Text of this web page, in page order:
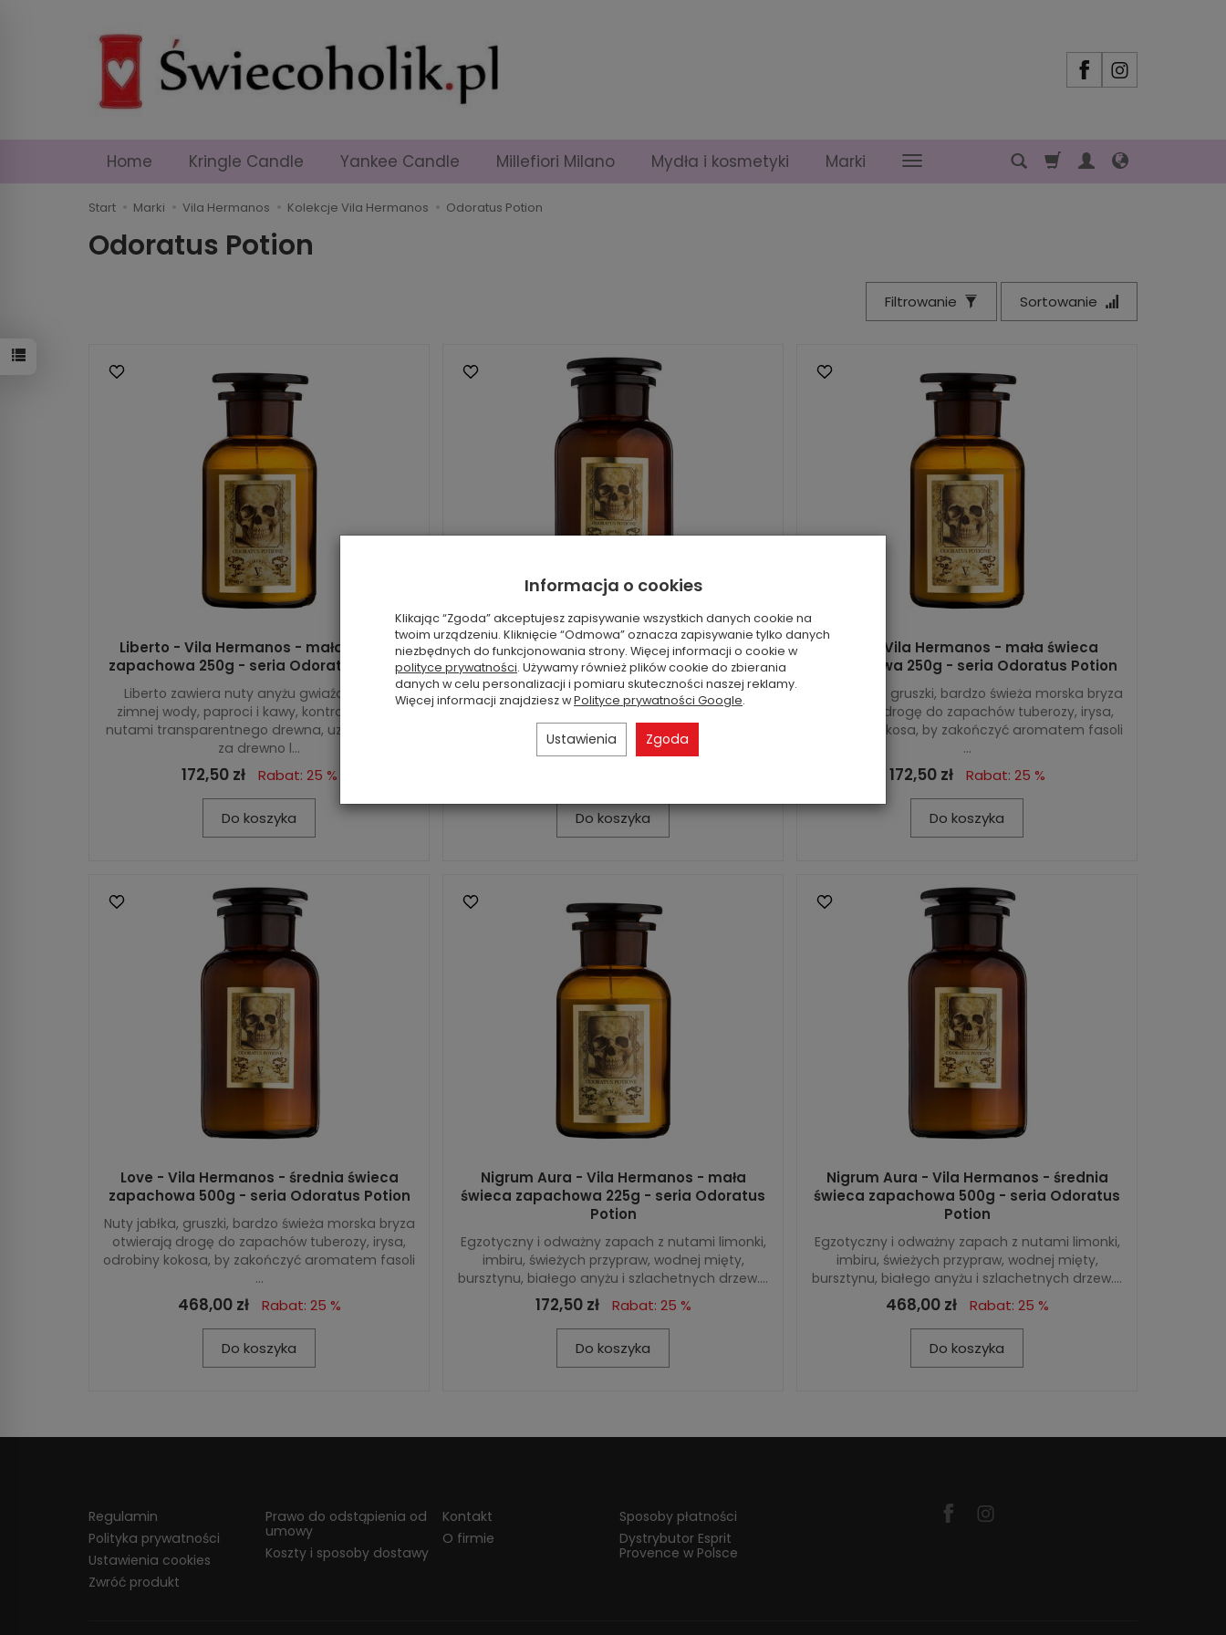
Home Kringle Candle Yankee Candle Millefiori Milano Mydła i kosmetyki Marki
Start Marki Vila Hermanos Kolekcje Vila Hermanos Odoratus Potion
Odoratus Potion
Filtrowanie Sortowanie
Liberto - Vila Hermanos - mała świeca
zapachowa 250g - seria Odoratus Potion
Liberto zawiera nuty anyżu gwiaździstego,
zimnej wody, paproci i kawy, kontrastujące z
nutami transparentnego drewna, uznawanego
za drewno l...
172,50 zł Rabat: 25 %
Do koszyka
Liberto - Vila Hermanos - średnia świeca
zapachowa 500g - seria Odoratus Potion
Liberto zawiera nuty anyżu gwiaździstego,
zimnej wody, paproci i kawy, kontrastujące z
nutami transparentnego drewna, uznawanego
za drewno l...
Do koszyka
Love - Vila Hermanos - mała świeca
zapachowa 250g - seria Odoratus Potion
Nuty jabłka, gruszki, bardzo świeża morska bryza
otwierają drogę do zapachów tuberozy, irysa,
odrobiny kokosa, by zakończyć aromatem fasoli
...
172,50 zł Rabat: 25 %
Do koszyka
Love - Vila Hermanos - średnia świeca
zapachowa 500g - seria Odoratus Potion
Nuty jabłka, gruszki, bardzo świeża morska bryza
otwierają drogę do zapachów tuberozy, irysa,
odrobiny kokosa, by zakończyć aromatem fasoli
...
468,00 zł Rabat: 25 %
Do koszyka
Nigrum Aura - Vila Hermanos - mała
świeca zapachowa 225g - seria Odoratus
Potion
Egzotyczny i odważny zapach z nutami limonki,
imbiru, świeżych przypraw, wodnej mięty,
bursztynu, białego anyżu i szlachetnych drzew....
172,50 zł Rabat: 25 %
Do koszyka
Nigrum Aura - Vila Hermanos - średnia
świeca zapachowa 500g - seria Odoratus
Potion
Egzotyczny i odważny zapach z nutami limonki,
imbiru, świeżych przypraw, wodnej mięty,
bursztynu, białego anyżu i szlachetnych drzew....
468,00 zł Rabat: 25 %
Do koszyka
Regulamin
Polityka prywatności
Ustawienia cookies
Zwróć produkt
Prawo do odstąpienia od
umowy
Koszty i sposoby dostawy
Kontakt
O firmie
Sposoby płatności
Dystrybutor Esprit
Provence w Polsce
Informacja o cookies
Klikając “Zgoda” akceptujesz zapisywanie wszystkich danych cookie na
twoim urządzeniu. Kliknięcie “Odmowa” oznacza zapisywanie tylko danych
niezbędnych do funkcjonowania strony. Więcej informacji o cookie w
polityce prywatności. Używamy również plików cookie do zbierania
danych w celu personalizacji i pomiaru skuteczności naszej reklamy.
Więcej informacji znajdziesz wPolityce prywatności Google.
Ustawienia Zgoda